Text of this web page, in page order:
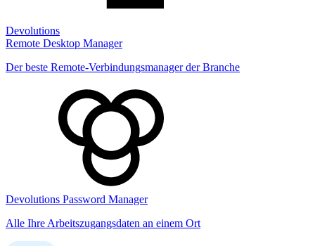
Devolutions
Remote Desktop Manager
Der beste Remote-Verbindungsmanager der Branche
Devolutions Password Manager
Alle Ihre Arbeitszugangsdaten an einem Ort